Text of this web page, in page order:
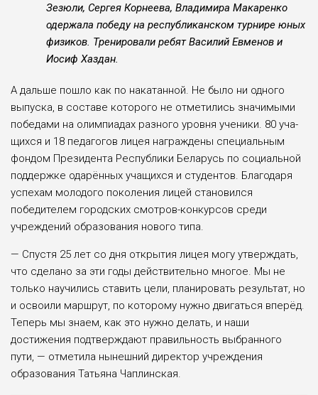
Зезюли, Сергея Корнеева, Владимира Мака­ренко
одержала победу на республиканском турнире юных
физиков. Тренировали ребят Василий Евменов и
Иосиф Хаздан.
А дальше пошло как по накатанной. Не было ни одного
выпуска, в составе которо­го не отметились значимыми
победами на олимпиадах разного уровня ученики. 80 уча­
щихся и 18 педагогов лицея награждены спе­циальным
фондом Президента Республики Беларусь по социальной
поддержке одарён­ных учащихся и студентов. Благодаря
успе­хам молодого поколения лицей становился
победителем городских смотров-конкурсов среди
учреждений образования нового типа.
— Спустя 25 лет со дня открытия лицея могу утверждать,
что сделано за эти годы действительно многое. Мы не
только научи­лись ставить цели, планировать результат, но
и освоили маршрут, по которому нужно дви­гаться вперёд.
Теперь мы знаем, как это нуж­но делать, и наши
достижения подтверждают правильность выбранного
пути, — отметила нынешний директор учреждения
образова­ния Татьяна Чаплинская.